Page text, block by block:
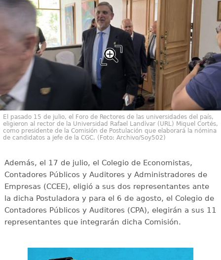
El pasado 15 de julio, el Foro de Rectores de las universidades del país,
eligieron al rector de la Universidad Rafael Landívar (URL) Miquel Cortés,
como presidente de la Comisión de Postulación que elaborará la nómina
de candidatos a jefe de la CGC. (Foto: Archivo/Soy502)
Además, el 17 de julio, el Colegio de Economistas,
Contadores Públicos y Auditores y Administradores de
Empresas (CCEE), eligió a sus dos representantes ante
la dicha Postuladora y para el 6 de agosto, el Colegio de
Contadores Públicos y Auditores (CPA), elegirán a sus 11
representantes que integrarán dicha Comisión.